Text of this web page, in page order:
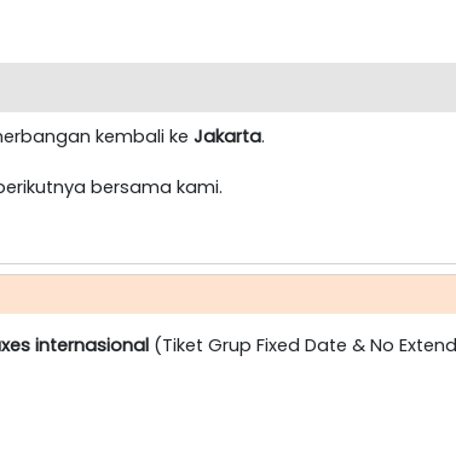
kembali ke Jakarta.
bersama kami.
internasional (Tiket Grup Fixed Date & No